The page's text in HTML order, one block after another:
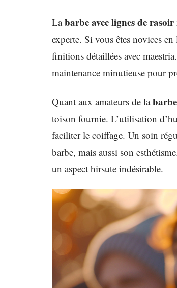
Labarbe avec lignes de rasoir
experte. Si vous êtes novices
finitions détaillées avec
maintenance minutieuse pour
Quant aux amateurs de la
toison fournie. L’utilisation
faciliter le coiffage. Un soin
barbe, mais aussi son
un aspect hirsute indésirable.